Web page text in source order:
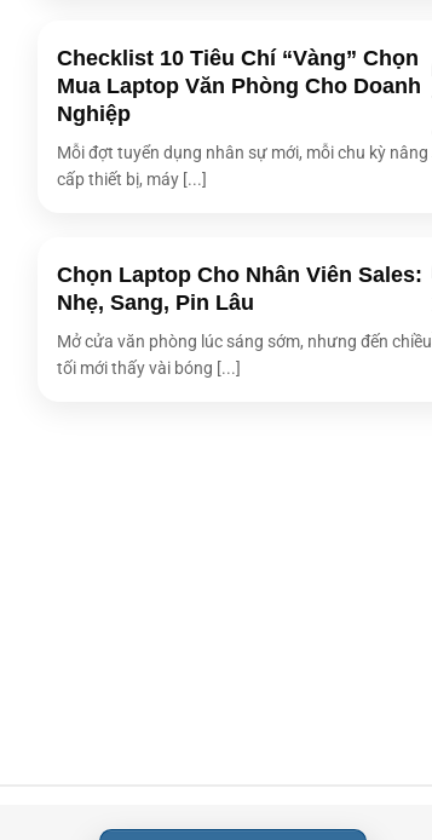
Checklist 10 Tiêu Chí “Vàng” Chọn
Mua Laptop Văn Phòng Cho Doanh
Nghiệp
Mỗi đợt tuyển dụng nhân sự mới, mỗi chu kỳ nâng
cấp thiết bị, máy [...]
Chọn Laptop Cho Nhân Viên Sales:
Nhẹ, Sang, Pin Lâu
Mở cửa văn phòng lúc sáng sớm, nhưng đến chiều
tối mới thấy vài bóng [...]